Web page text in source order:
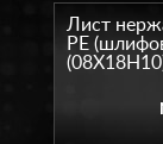
Лист
PE